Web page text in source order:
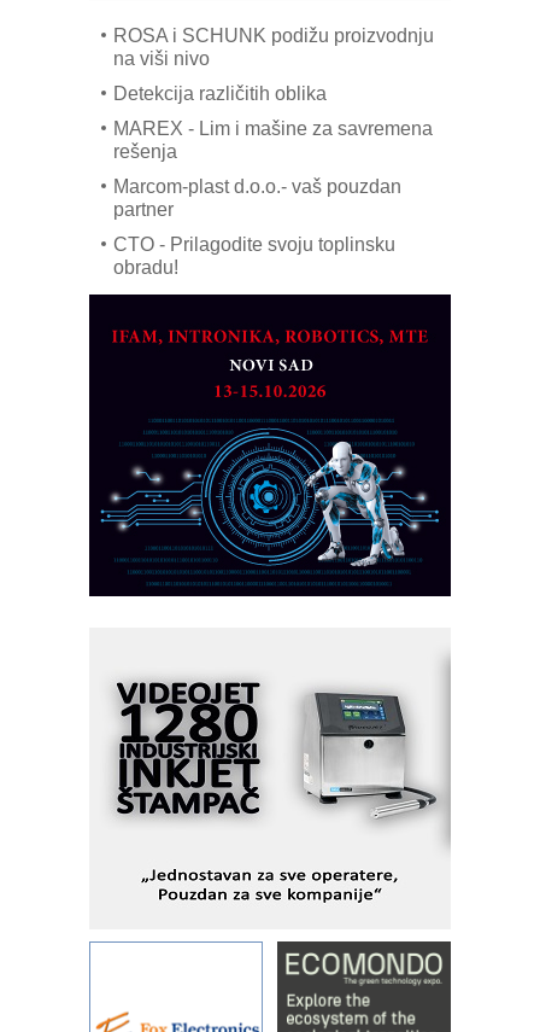
ROSA i SCHUNK podižu proizvodnju
na viši nivo
Detekcija različitih oblika
MAREX - Lim i mašine za savremena
rešenja
Marcom-plast d.o.o.- vaš pouzdan
partner
CTO - Prilagodite svoju toplinsku
obradu!
PLC AKYTEC
AUKOM: Svetski standard metrologije
dostupan u Srbiji
MOTOMAN – NEXT-Robotika vođena
veštačkom inteligencijom
I.SAFE MOBILE revolucioniše
industrijsku automatizaciju
pionirskimmobile operator PANEL-OM
Fleksibilno stezanje i brzo
podešavanje u proizvodnji prototipova
Alba d.o.o. – 35 godina preciznosti u
metrologiji i pametnim dozirnim
rešenjima
IBeRTIM - oprema za ispitivanje
kontrole kvaliteta
sistema
pouzdanost u transferu fluida
Filtration Group Industrial – Napredna
rešenja za filtraciju u hidrauličkim i
procesnim sistemima